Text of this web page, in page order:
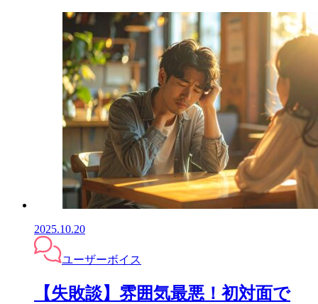
2025.10.20
ユーザーボイス
【失敗談】雰囲気最悪！初対面で